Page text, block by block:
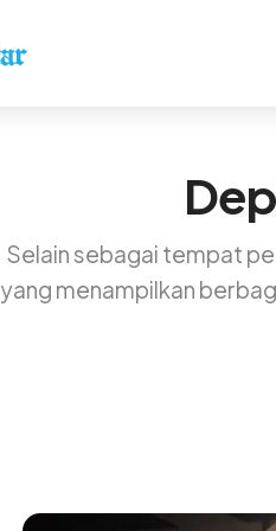
Selain sebagai tempat
yang menampilkan